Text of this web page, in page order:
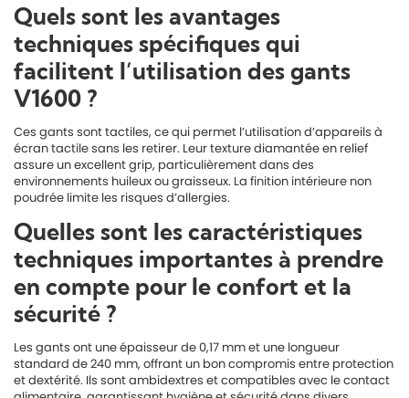
Quels sont les avantages
techniques spécifiques qui
facilitent l’utilisation des gants
V1600 ?
Ces gants sont tactiles, ce qui permet l’utilisation d’appareils à
écran tactile sans les retirer. Leur texture diamantée en relief
assure un excellent grip, particulièrement dans des
environnements huileux ou graisseux. La finition intérieure non
poudrée limite les risques d’allergies.
Quelles sont les caractéristiques
techniques importantes à prendre
en compte pour le confort et la
sécurité ?
Les gants ont une épaisseur de 0,17 mm et une longueur
standard de 240 mm, offrant un bon compromis entre protection
et dextérité. Ils sont ambidextres et compatibles avec le contact